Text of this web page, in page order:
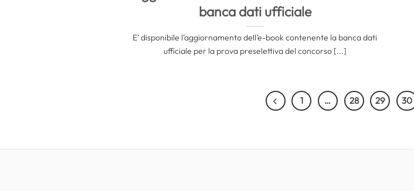
banca dati ufficiale
E’ disponibile l’aggiornamento dell’e-book contenente la banca dati
ufficiale per la prova preselettiva del concorso [...]
1 … 28 29 30